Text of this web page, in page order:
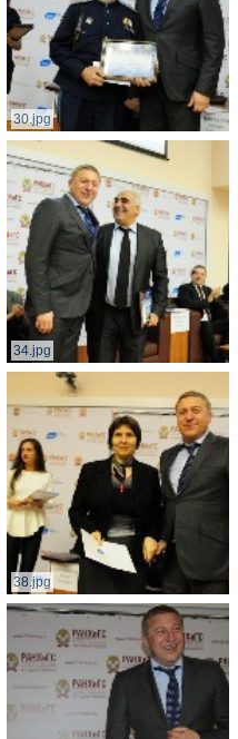
30.jpg
34.jpg
38.jpg